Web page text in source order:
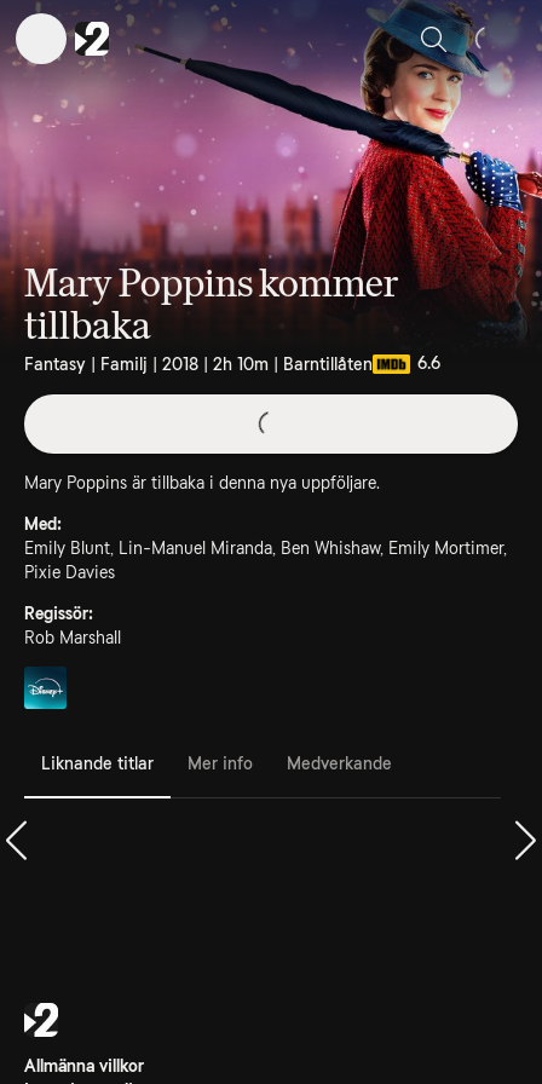
Sök
Mary Poppins kommer
tillbaka
Fantasy | Familj | 2018 | 2h 10m | Barntillåten 6.6
Mary Poppins är tillbaka i denna nya uppföljare.
Med:
Emily Blunt, Lin-Manuel Miranda, Ben Whishaw, Emily Mortimer,
Pixie Davies
Regissör:
Rob Marshall
Liknande titlar Mer info Medverkande
Allmänna villkor